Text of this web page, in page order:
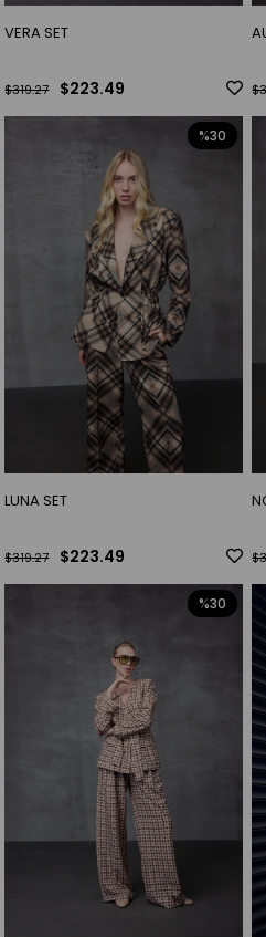
VERA SET
$223.49
$319.27
LUNA SET
$223.49
$319.27
%30
%30